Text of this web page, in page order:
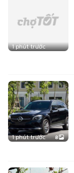
1 phút trước
1 phút trước 8